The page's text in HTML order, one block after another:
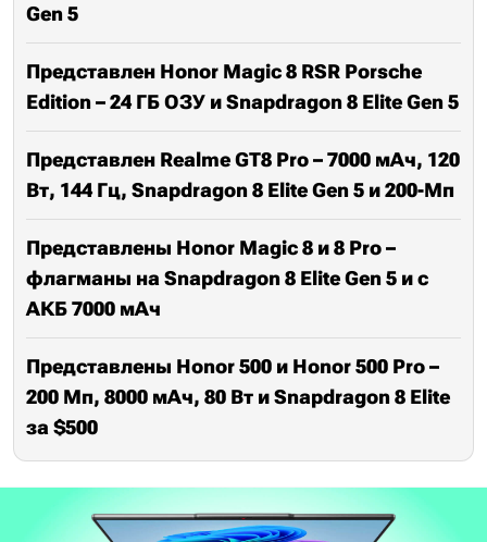
Gen 5
Представлен Honor Magic 8 RSR Porsche
Edition – 24 ГБ ОЗУ и Snapdragon 8 Elite Gen 5
Представлен Realme GT8 Pro – 7000 мАч, 120
Вт, 144 Гц, Snapdragon 8 Elite Gen 5 и 200-Мп
Представлены Honor Magic 8 и 8 Pro –
флагманы на Snapdragon 8 Elite Gen 5 и с
АКБ 7000 мАч
Представлены Honor 500 и Honor 500 Pro –
200 Мп, 8000 мАч, 80 Вт и Snapdragon 8 Elite
за $500